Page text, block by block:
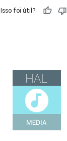
Isso foi útil?